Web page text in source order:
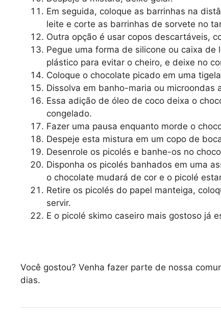
Em seguida, coloque as barrinhas na
leite e corte as barrinhas de sorvete no
Outra opção é usar copos descartáveis,
Pegue uma forma de silicone ou caixa
plástico para evitar o cheiro, e deixe no
Coloque o chocolate picado em uma
Dissolva em banho-maria ou microondas
Essa adição de óleo de coco deixa o
congelado.
Fazer uma pausa enquanto morde o
Despeje esta mistura em um copo de
Desenrole os picolés e banhe-os no
Disponha os picolés banhados em uma
o chocolate mudará de cor e o picolé
Retire os picolés do papel manteiga,
servir.
E o picolé skimo caseiro mais gostoso já
Você gostou? Venha fazer parte de nossa
dias.